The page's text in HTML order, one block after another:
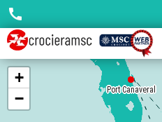
Port Canaveral
Port Canaveral
+
−
call